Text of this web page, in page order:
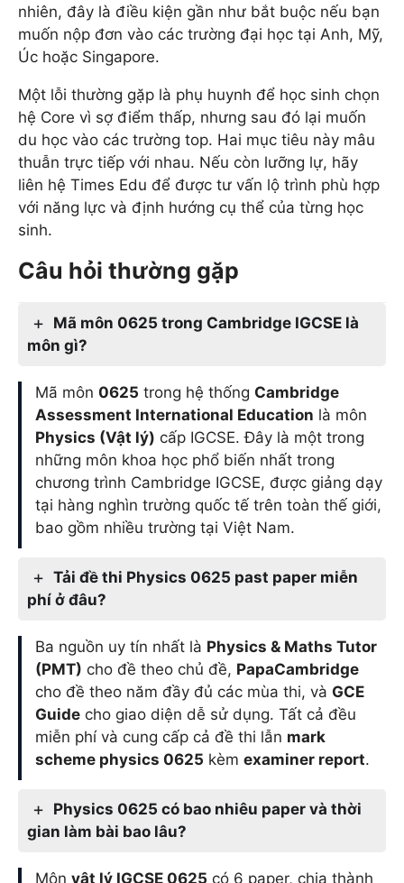
nhiên, đây là điều kiện gần như bắt buộc nếu bạn
muốn nộp đơn vào các trường đại học tại Anh, Mỹ,
Úc hoặc Singapore.
Một lỗi thường gặp là phụ huynh để học sinh chọn
hệ Core vì sợ điểm thấp, nhưng sau đó lại muốn
du học vào các trường top. Hai mục tiêu này mâu
thuẫn trực tiếp với nhau. Nếu còn lưỡng lự, hãy
liên hệ Times Edu để được tư vấn lộ trình phù hợp
với năng lực và định hướng cụ thể của từng học
sinh.
Câu hỏi thường gặp
Mã môn 0625 trong Cambridge IGCSE là
môn gì?
Mã môn 0625 trong hệ thống Cambridge
Assessment International Education là môn
Physics (Vật lý) cấp IGCSE. Đây là một trong
những môn khoa học phổ biến nhất trong
chương trình Cambridge IGCSE, được giảng dạy
tại hàng nghìn trường quốc tế trên toàn thế giới,
bao gồm nhiều trường tại Việt Nam.
Tải đề thi Physics 0625 past paper miễn
phí ở đâu?
Ba nguồn uy tín nhất là Physics & Maths Tutor
(PMT) cho đề theo chủ đề, PapaCambridge
cho đề theo năm đầy đủ các mùa thi, và GCE
Guide cho giao diện dễ sử dụng. Tất cả đều
miễn phí và cung cấp cả đề thi lẫn mark
scheme physics 0625 kèm examiner report.
Physics 0625 có bao nhiêu paper và thời
gian làm bài bao lâu?
Môn vật lý IGCSE 0625 có 6 paper, chia thành